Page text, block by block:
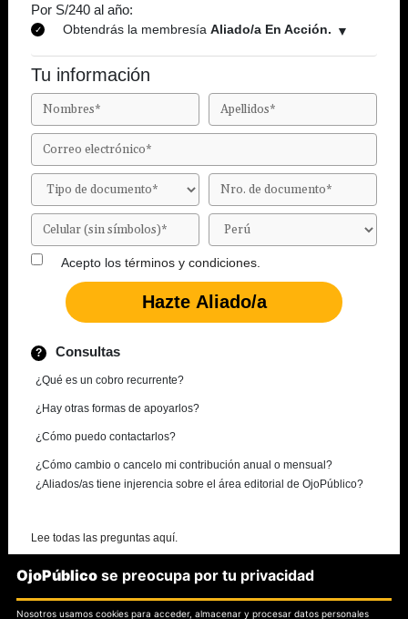
Por S/240 al año:
Obtendrás la membresía Aliado/a En Acción.
Tu información
Acepto los términos y condiciones.
Consultas
¿Qué es un cobro recurrente?
¿Hay otras formas de apoyarlos?
¿Cómo puedo contactarlos?
¿Cómo cambio o cancelo mi contribución anual o mensual?
¿Aliados/as tiene injerencia sobre el área editorial de OjoPúblico?
Lee todas las preguntas aquí.
¿Necesitas más información?
OjoPúblico se preocupa por tu privacidad
Nosotros usamos cookies para acceder, almacenar y procesar datos personales